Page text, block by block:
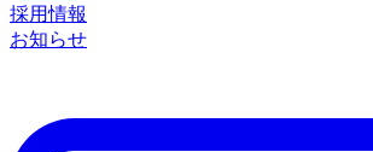
採用情報
お知らせ